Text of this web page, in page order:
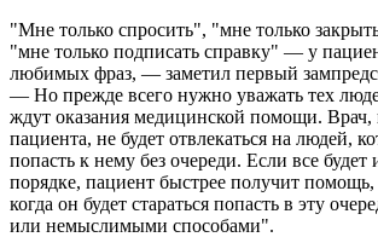
"Мне только спросить", "мне только
"мне только подписать справку" — у
любимых фраз, — заметил первый
— Но прежде всего нужно уважать тех
ждут оказания медицинской помощи.
пациента, не будет отвлекаться на людей,
попасть к нему без очереди. Если все
порядке, пациент быстрее получит помощь,
когда он будет стараться попасть в эту
или немыслимыми способами".